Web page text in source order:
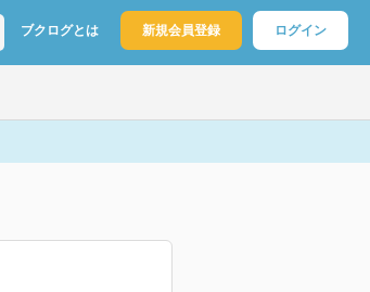
ブクログとは 新規会員登録 ログイン